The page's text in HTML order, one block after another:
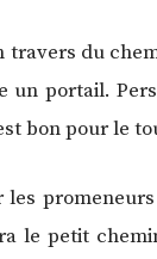
du
portail.
bon pour le
petit